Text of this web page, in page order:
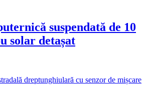
suspendată de 10
solar detașat